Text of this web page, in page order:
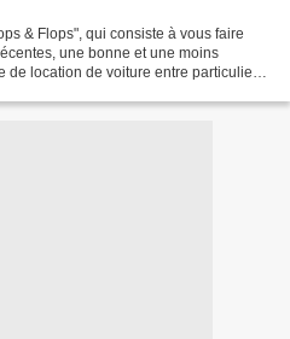
& Flops", qui consiste à vous faire
une bonne et une moins
de location de voiture entre particuliers!